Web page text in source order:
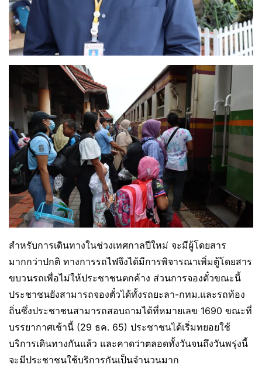
สำหรับการเดินทางในช่วงเทศกาลปีใหม่ จะมีผู้โดยสาร
มากกว่าปกติ ทางการรถไฟจึงได้มีการพิจารณาเพิ่มตู้โดยสาร
ขบวนรถเพื่อไม่ให้ประชาชนตกค้าง ส่วนการจองตั๋วขณะนี้
ประชาชนยังสามารถจองตั๋วได้ทั้งรถยะลา-กทม.และรถท้อง
ถิ่นซึ่งประชาชนสามารถสอบถามได้ที่หมายเลข 1690 ขณะที่
บรรยากาศเช้านี้ (29 ธค. 65) ประชาชนได้เริ่มทยอยใช้
บริการเดินทางกันแล้ว และคาดว่าตลอดทั้งวันจนถึงวันพรุ่งนี้
จะมีประชาชนใช้บริการกันเป็นจำนวนมาก